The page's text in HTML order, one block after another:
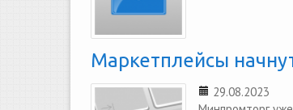
Маркетплейсы
29.08.2023